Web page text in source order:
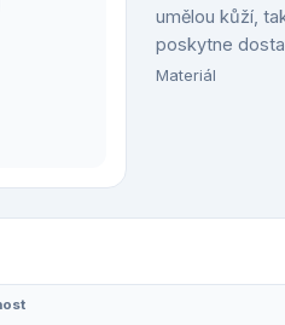
umělou kůží,
poskytne
Materiál